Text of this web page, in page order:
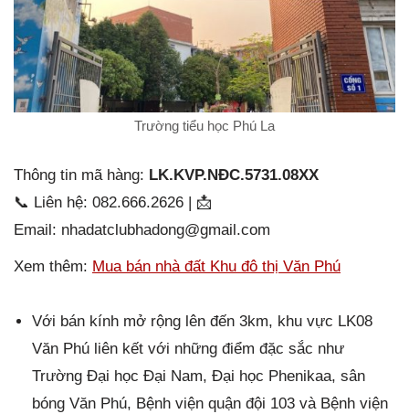
Trường tiểu học Phú La
Thông tin mã hàng: LK.KVP.NĐC.5731.08XX
📞 Liên hệ: 082.666.2626 | 📩
Email: nhadatclubhadong@gmail.com
Xem thêm: Mua bán nhà đất Khu đô thị Văn Phú
Với bán kính mở rộng lên đến 3km, khu vực LK08
Văn Phú liên kết với những điểm đặc sắc như
Trường Đại học Đại Nam, Đại học Phenikaa, sân
bóng Văn Phú, Bệnh viện quận đội 103 và Bệnh viện